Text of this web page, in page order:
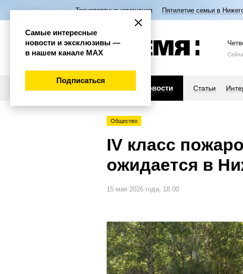
Транспортные изменения Пятилетие семьи в
Новости Статьи
Общество
IV класс
ожидается в
15 мая 2026 года, 18:00
Самые интересные
новости и эксклюзивы —
в нашем канале МАХ
Подписаться